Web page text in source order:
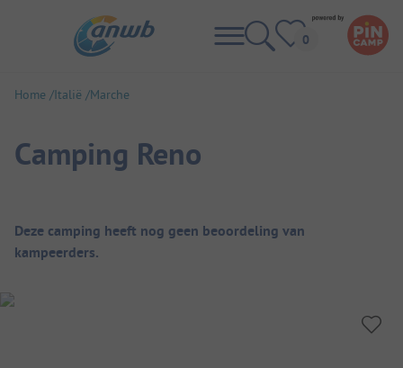
Home Italië Marche
Camping Reno
Camping overzicht
Deze camping heeft nog geen beoordeling van
kampeerders.